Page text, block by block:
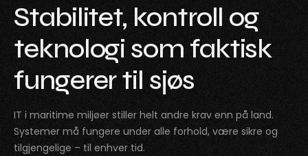
Stabilitet, kontroll og
teknologi som faktisk
fungerer til sjøs
IT i maritime miljøer stiller helt andre krav enn på land.
Systemer må fungere under alle forhold, være sikre og
tilgjengelige – til enhver tid.